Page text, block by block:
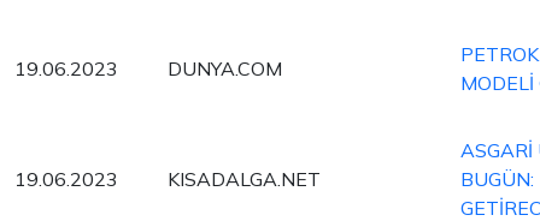
19.06.2023 DUNYA.COM
MODELİ
19.06.2023 KISADALGA.NET
ASGARİ